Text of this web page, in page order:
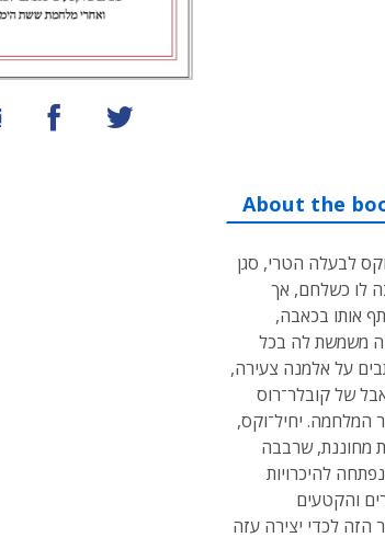
שיתוף באמצעות אימייל
שיתוף בפייסבוקשיתוף בטוויטר
About the
לבעלה הטרי, סגן
לו כשלחם, אך
אותו בכאבה,
משמשת לה בכל
על אלמנה צעירה,
של קובלר־רוס
המלחמה. יחיל־וקס,
מחוננת, שרבבה
להיכרויות
והקטעים
לכדי יצירה עזה